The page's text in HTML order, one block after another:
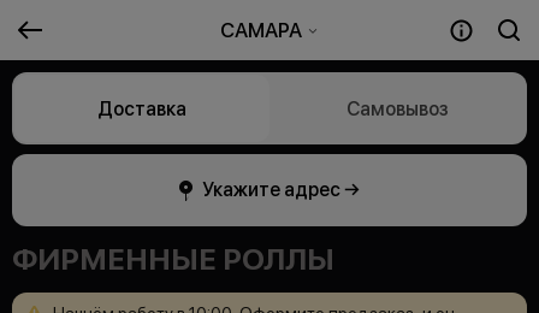
САМАРА
Доставка Самовывоз
Укажите адрес →
ФИРМЕННЫЕ РОЛЛЫ